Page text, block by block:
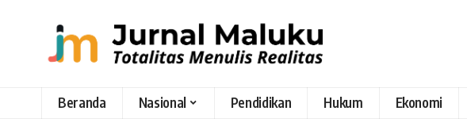
Beranda Nasional Pendidikan Hukum Ekonomi